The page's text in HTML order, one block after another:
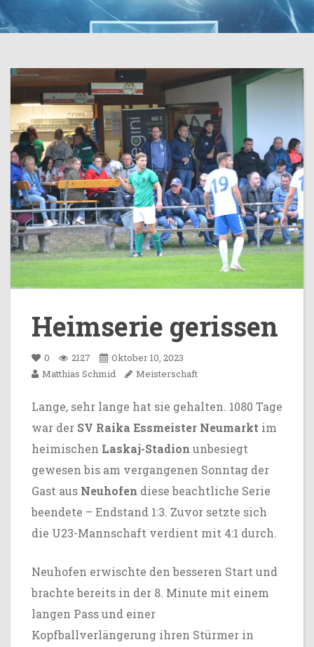
Heimserie gerissen
0 2127
Oktober 10, 2023
Matthias Schmid
Meisterschaft
Lange, sehr lange hat sie gehalten. 1080 Tage
war der SV Raika Essmeister Neumarkt im
heimischen Laskaj-Stadion unbesiegt
gewesen bis am vergangenen Sonntag der
Gast aus Neuhofen diese beachtliche Serie
beendete – Endstand 1:3. Zuvor setzte sich
die U23-Mannschaft verdient mit 4:1 durch.
Neuhofen erwischte den besseren Start und
brachte bereits in der 8. Minute mit einem
langen Pass und einer
Kopfballverlängerung ihren Stürmer in